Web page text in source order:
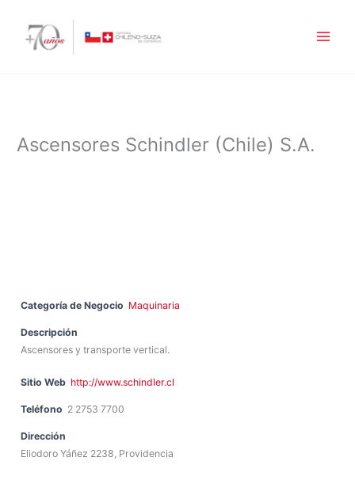
contenido
Ascensores Schindler (Chile) S.A.
Categoría de Negocio Maquinaria
Descripción
Ascensores y transporte vertical.
Sitio Web http://www.schindler.cl
Teléfono 2 2753 7700
Dirección
Eliodoro Yáñez 2238, Providencia